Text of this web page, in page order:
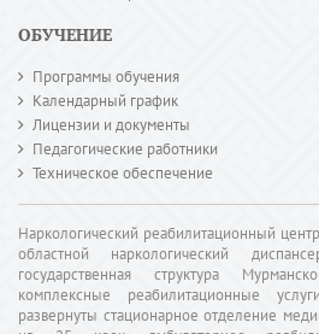
ОБУЧЕНИЕ
Программы обучения
Календарный график
Лицензии и документы
Педагогические работники
Техническое обеспечение
Наркологический реабилитационный
областной наркологический
государственная структура
комплексные реабилитационные
развернуты стационарное отделение